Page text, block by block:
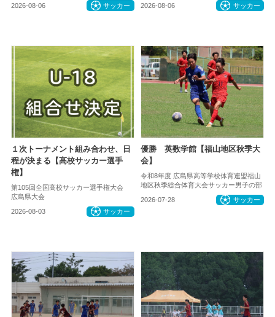
2026-08-06 サッカー 2026-08-06 サッカー
１次トーナメント組み合わせ、日
程が決まる【高校サッカー選手
権】
第105回全国高校サッカー選手権大会
広島県大会
2026-08-03 サッカー
優勝 英数学館【福山地区秋季大
会】
令和8年度 広島県高等学校体育連盟福山
地区秋季総合体育大会サッカー男子の部
2026-07-28 サッカー